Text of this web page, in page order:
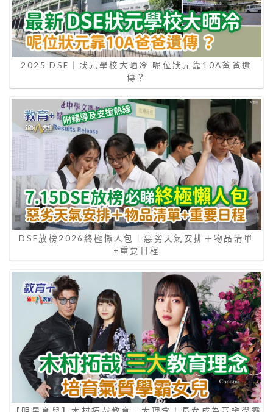
2025 DSE｜狀元學校大晒冷 呢位狀元靠10A爸爸遺
傳？
DSE放榜2026終極懶人包｜惡劣天氣安排＋物品清單
+重要日程